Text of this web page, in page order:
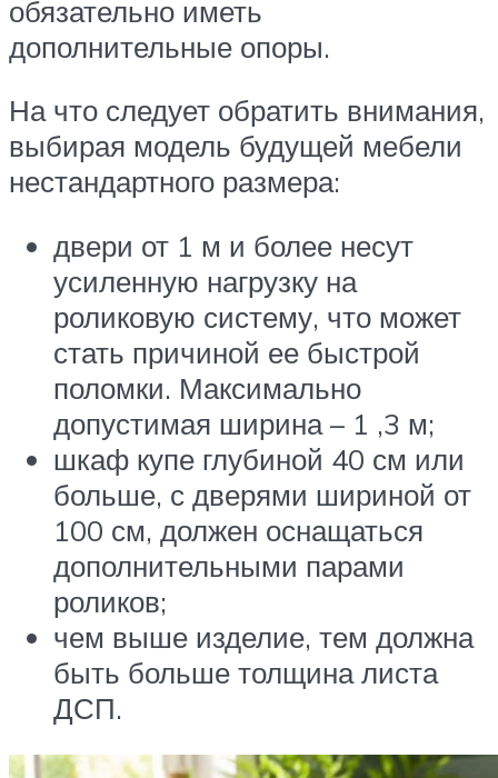
обязательно иметь
дополнительные опоры.
На что следует обратить внимания,
выбирая модель будущей мебели
нестандартного размера:
двери от 1 м и более несут
усиленную нагрузку на
роликовую систему, что может
стать причиной ее быстрой
поломки. Максимально
допустимая ширина – 1 ,3 м;
шкаф купе глубиной 40 см или
больше, с дверями шириной от
100 см, должен оснащаться
дополнительными парами
роликов;
чем выше изделие, тем должна
быть больше толщина листа
ДСП.